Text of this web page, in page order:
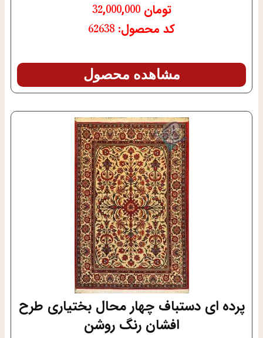
تومان 32,000,000
کد محصول: 62638
مشاهده محصول
پرده ای دستباف چهار محال بختیاری طرح
افشان رنگ روشن